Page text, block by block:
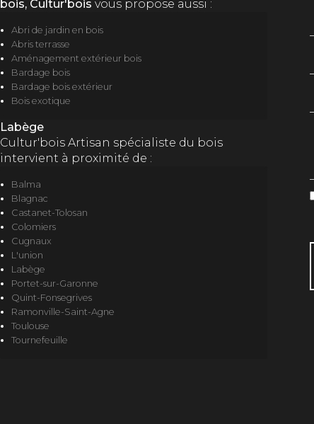
bois, Cultur'bois vous propose aussi :
Abri de jardin en bois
Abris terrasse
Aménagement extérieur bois
Bardage bois
Bardage bois extérieur
Bois exotique
Labège
Cultur'bois Artisan spécialiste du bois
intervient à proximité de :
Balma
Blagnac
Castanet-Tolosan
Colomiers
Cugnaux
L'union
Labège
Portet-sur-Garonne
Quint-Fonsegrives
Ramonville-Saint-Agne
Toulouse
Tournefeuille